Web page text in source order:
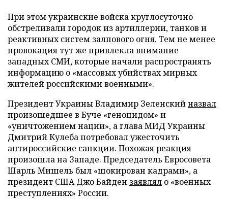
При этом украинские войска круглосуточно
обстреливали городок из артиллерии, танков и
реактивных систем залпового огня. Тем не менее
провокация тут же привлекла внимание
западных СМИ, которые начали распространять
информацию о «массовых убийствах мирных
жителей российскими военными».
Президент Украины Владимир Зеленскийназвал
произошедшее в Буче «геноцидом» и
«уничтожением нации», а глава МИД Украины
Дмитрий Кулеба потребовал ужесточить
антироссийские санкции. Похожая реакция
произошла на Западе. Председатель Евросовета
Шарль Мишель был «шокирован кадрами», а
президент США Джо Байден заявлял о «военных
преступлениях» России.